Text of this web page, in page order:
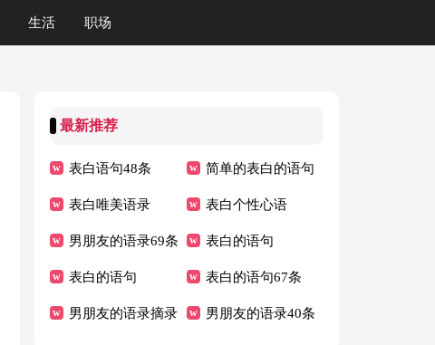
生活 职场
最新推荐
表白语句48条 简单的表白的语句
表白唯美语录 表白个性心语
男朋友的语录69条 表白的语句
表白的语句 表白的语句67条
男朋友的语录摘录 男朋友的语录40条